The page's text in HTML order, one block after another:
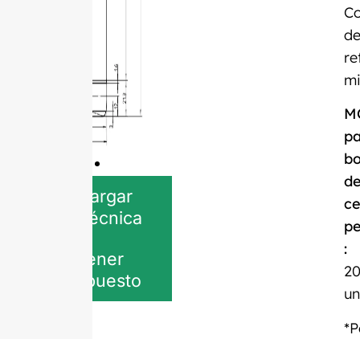
Descargar
ficha técnica
Obtener
presupuesto
de
: